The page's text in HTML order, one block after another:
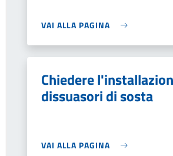
VAI ALLA PAGINA
Chiedere
dissuasori di sosta
VAI ALLA PAGINA